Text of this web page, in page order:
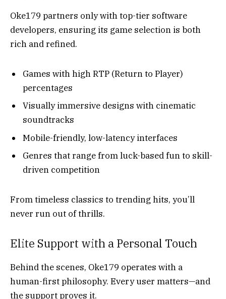
Oke179 partners only with top-tier software
developers, ensuring its game selection is both
rich and refined.
Games with high RTP (Return to Player)
percentages
Visually immersive designs with cinematic
soundtracks
Mobile-friendly, low-latency interfaces
Genres that range from luck-based fun to skill-
driven competition
From timeless classics to trending hits, you’ll
never run out of thrills.
Elite Support with a Personal Touch
Behind the scenes, Oke179 operates with a
human-first philosophy. Every user matters—and
the support proves it.